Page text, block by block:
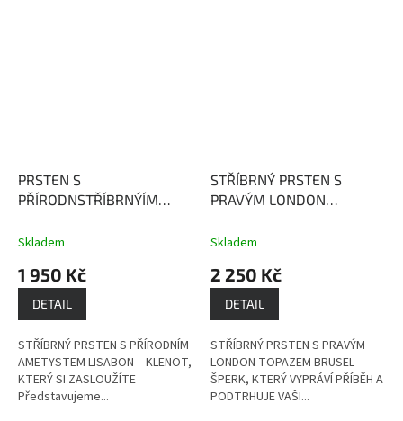
PRSTEN S
PŘÍRODNSTŘÍBRNÝÍM
Ametyst podporuje
zdrojem léčivé a ochranné
síly.
Skladem
1 950 Kč
DETAIL
STŘÍBRNÝ PRSTEN S PŘÍRODNÍM
AMETYSTEM LISABON – KLENOT,
KTERÝ SI ZASLOUŽÍTE
Představujeme...
STŘÍBRNÝ PRSTEN S
PRAVÝM LONDON
Topaz je kámen, který
hojnost a pevné zdraví.
Skladem
2 250 Kč
DETAIL
STŘÍBRNÝ PRSTEN S PRAVÝM
LONDON TOPAZEM BRUSEL —
ŠPERK, KTERÝ VYPRÁVÍ PŘÍBĚH A
PODTRHUJE VAŠI...